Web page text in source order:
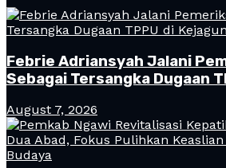
Febrie Adriansyah Jalani
Sebagai Tersangka Dugaan
August 7, 2026